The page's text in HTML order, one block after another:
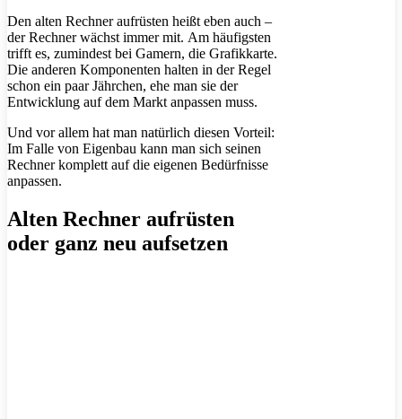
Den alten Rechner aufrüsten heißt eben auch –
der Rechner wächst immer mit. Am häufigsten
trifft es, zumindest bei Gamern, die Grafikkarte.
Die anderen Komponenten halten in der Regel
schon ein paar Jährchen, ehe man sie der
Entwicklung auf dem Markt anpassen muss.
Und vor allem hat man natürlich diesen Vorteil:
Im Falle von Eigenbau kann man sich seinen
Rechner komplett auf die eigenen Bedürfnisse
anpassen.
Alten Rechner aufrüsten
oder ganz neu aufsetzen